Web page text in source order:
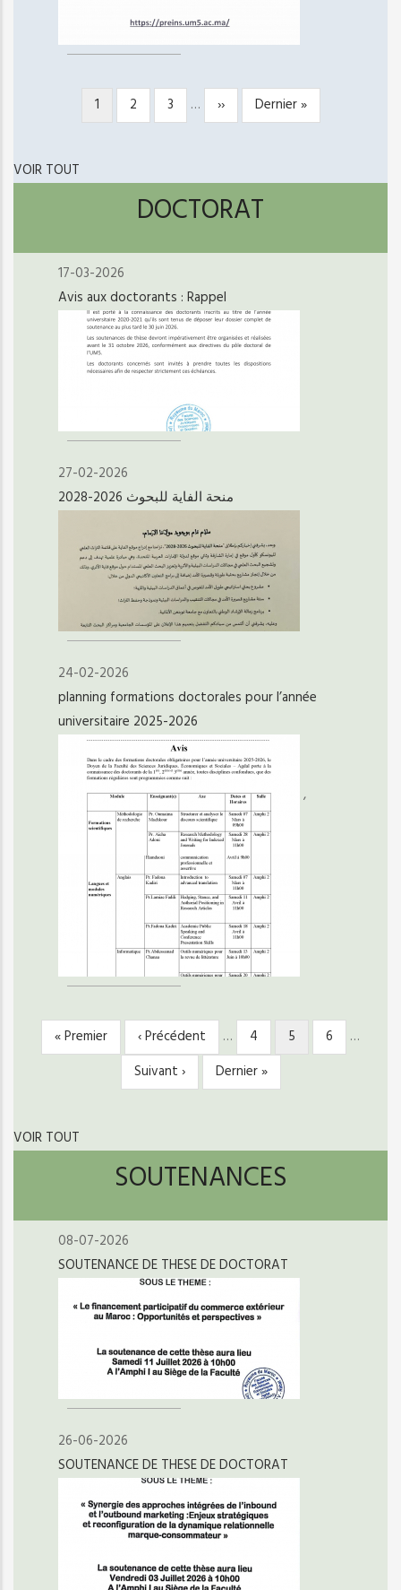
PAGINATIONPage
courante
1 Page
2 Page
3 …
Page
suivante
››
Dernière
page
Dernier »
VOIR TOUT
DOCTORAT
17-03-2026
Avis aux doctorants : Rappel
27-02-2026
منحة الفاية للبحوث 2026-2028
24-02-2026
planning formations doctorales pour l’année
universitaire 2025-2026
,
PAGINATION
Première
page
« Premier
Page
précédente
‹ Précédent … Page
4
Page
courante
5 Page
6
…
Page
suivante
Suivant ›
Dernière
page
Dernier »
VOIR TOUT
SOUTENANCES
08-07-2026
SOUTENANCE DE THESE DE DOCTORAT
26-06-2026
SOUTENANCE DE THESE DE DOCTORAT